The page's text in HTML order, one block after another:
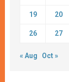
19 20
26 27
« Aug Oct »